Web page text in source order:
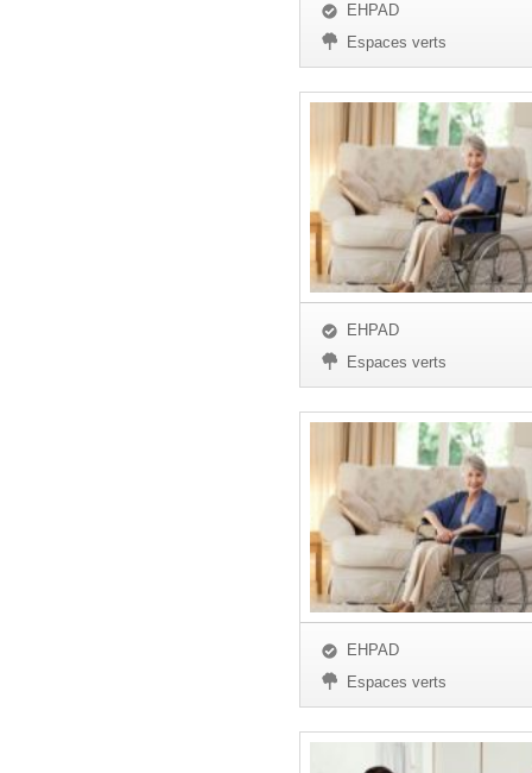
EHPAD
Espaces verts
EHPAD
Espaces verts
EHPAD
Espaces verts